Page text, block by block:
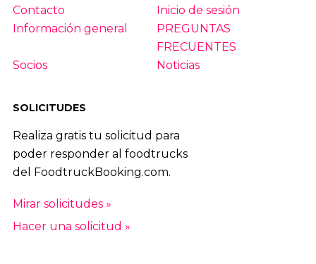
Contacto
Inicio de sesión
Información general
PREGUNTAS
FRECUENTES
Socios
Noticias
SOLICITUDES
Realiza gratis tu solicitud para
poder responder al foodtrucks
del FoodtruckBooking.com.
Mirar solicitudes »
Hacer una solicitud »